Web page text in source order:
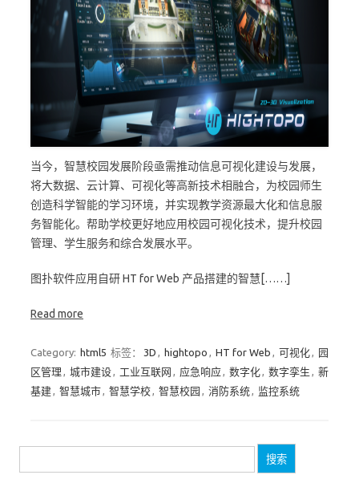
当今，智慧校园发展阶段亟需推动信息可视化建设与发展，
将大数据、云计算、可视化等高新技术相融合，为校园师生
创造科学智能的学习环境，并实现教学资源最大化和信息服
务智能化。帮助学校更好地应用校园可视化技术，提升校园
管理、学生服务和综合发展水平。
图扑软件应用自研 HT for Web 产品搭建的智慧[……]
Read more
Category: html5 标签： 3D , hightopo , HT for Web , 可视化, 园
区管理 , 城市建设, 工业互联网 , 应急响应, 数字化, 数字孪生 , 新
基建, 智慧城市, 智慧学校, 智慧校园 , 消防系统, 监控系统
索：